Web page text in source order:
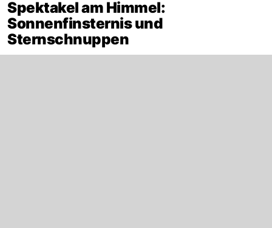
Spektakel am Himmel:
Sonnenfinsternis und
Sternschnuppen